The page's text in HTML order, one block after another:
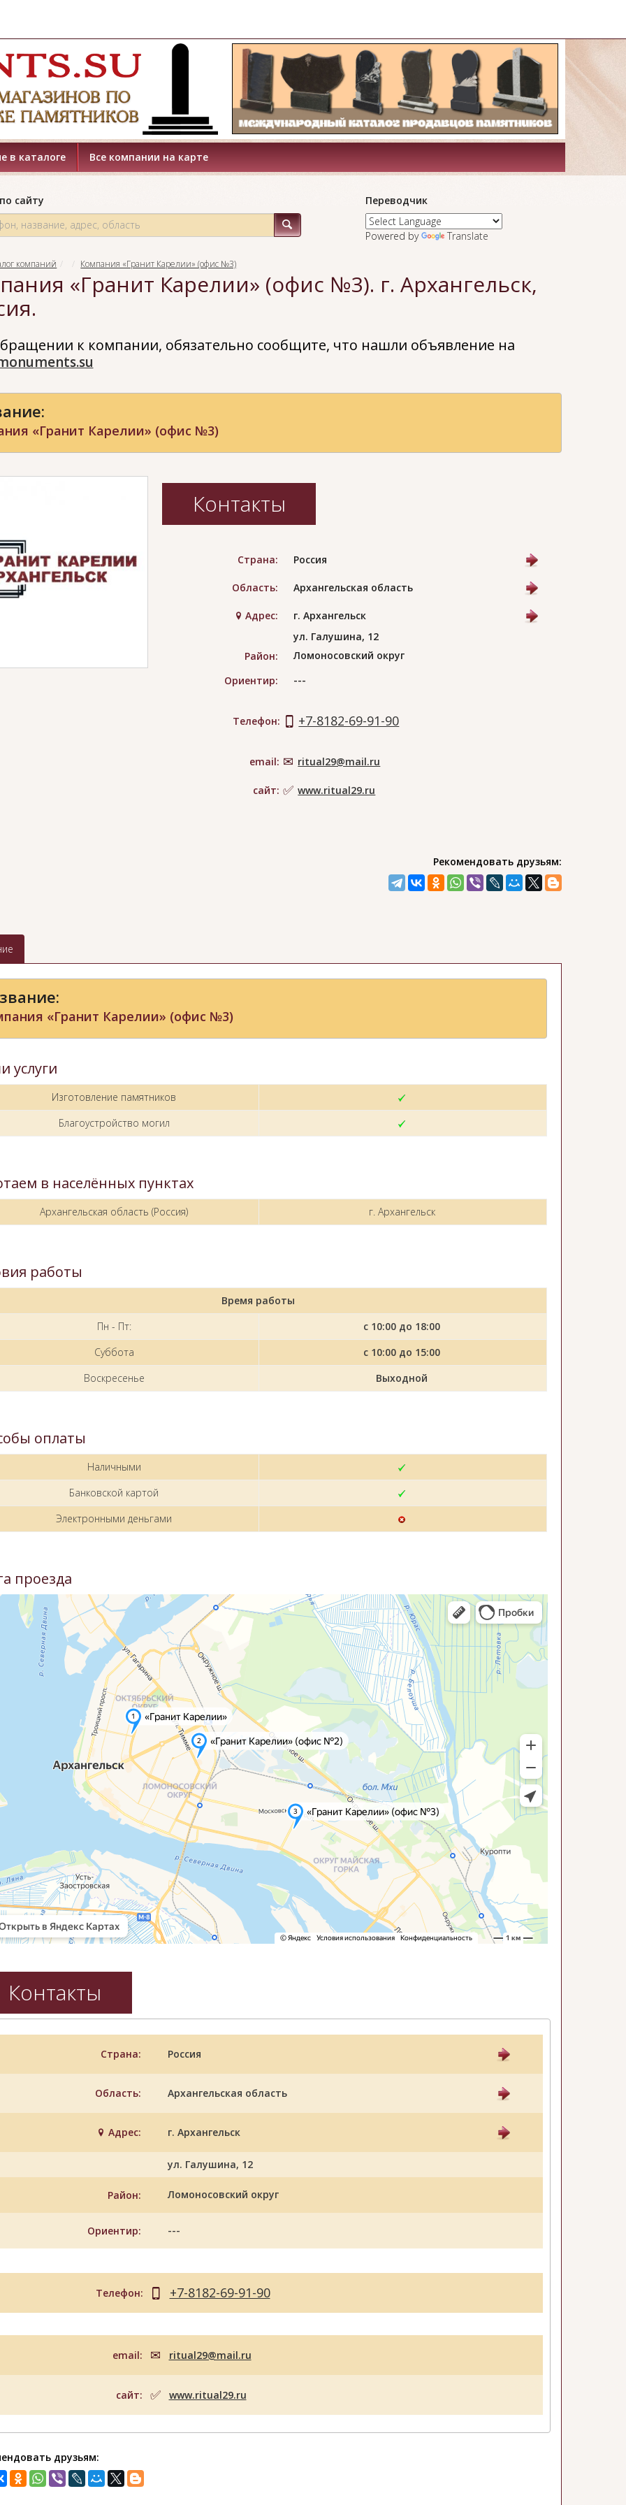
в каталоге Все компании на карте
сайту Переводчик
Powered by Translate
компаний Компания «Гранит Карелии» (офис №3)
«Гранит Карелии» (офис №3). г. Архангельск,
к компании, обязательно сообщите, что нашли объявление на
«Гранит Карелии» (офис №3)
Контакты
Страна: Россия
Область: Архангельская область
Адрес:
г. Архангельск
ул. Галушина, 12
Район:
Ломоносовский округ
Ориентир:
---
Телефон: +7-8182-69-91-90
email: ritual29@mail.ru
сайт: www.ritual29.ru
Рекомендовать друзьям:
«Гранит Карелии» (офис №3)
услуги
Изготовление памятников
Благоустройство могил
в населённых пунктах
Архангельская область (Россия) г. Архангельск
работы
Время работы
Пн - Пт:
с 10:00 до 18:00
Суббота
с 10:00 до 15:00
Воскресенье
Выходной
оплаты
Наличными
Банковской картой
Электронными деньгами
проезда
Контакты
Страна: Россия
Область: Архангельская область
Адрес: г. Архангельск
ул. Галушина, 12
Район: Ломоносовский округ
Ориентир: ---
Телефон: +7-8182-69-91-90
email: ritual29@mail.ru
сайт: www.ritual29.ru
друзьям: